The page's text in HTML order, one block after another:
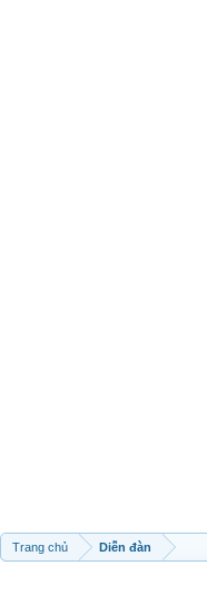
Trang chủ Diễn đàn